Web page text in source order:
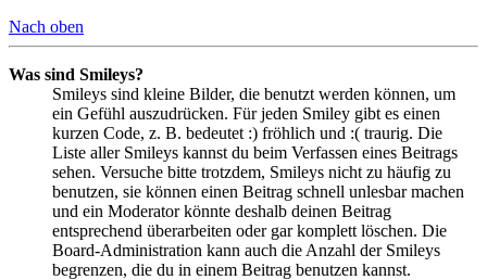
Nach oben
Was sind Smileys?
Smileys sind kleine Bilder, die benutzt werden können, um
ein Gefühl auszudrücken. Für jeden Smiley gibt es einen
kurzen Code, z. B. bedeutet :) fröhlich und :( traurig. Die
Liste aller Smileys kannst du beim Verfassen eines Beitrags
sehen. Versuche bitte trotzdem, Smileys nicht zu häufig zu
benutzen, sie können einen Beitrag schnell unlesbar machen
und ein Moderator könnte deshalb deinen Beitrag
entsprechend überarbeiten oder gar komplett löschen. Die
Board-Administration kann auch die Anzahl der Smileys
begrenzen, die du in einem Beitrag benutzen kannst.